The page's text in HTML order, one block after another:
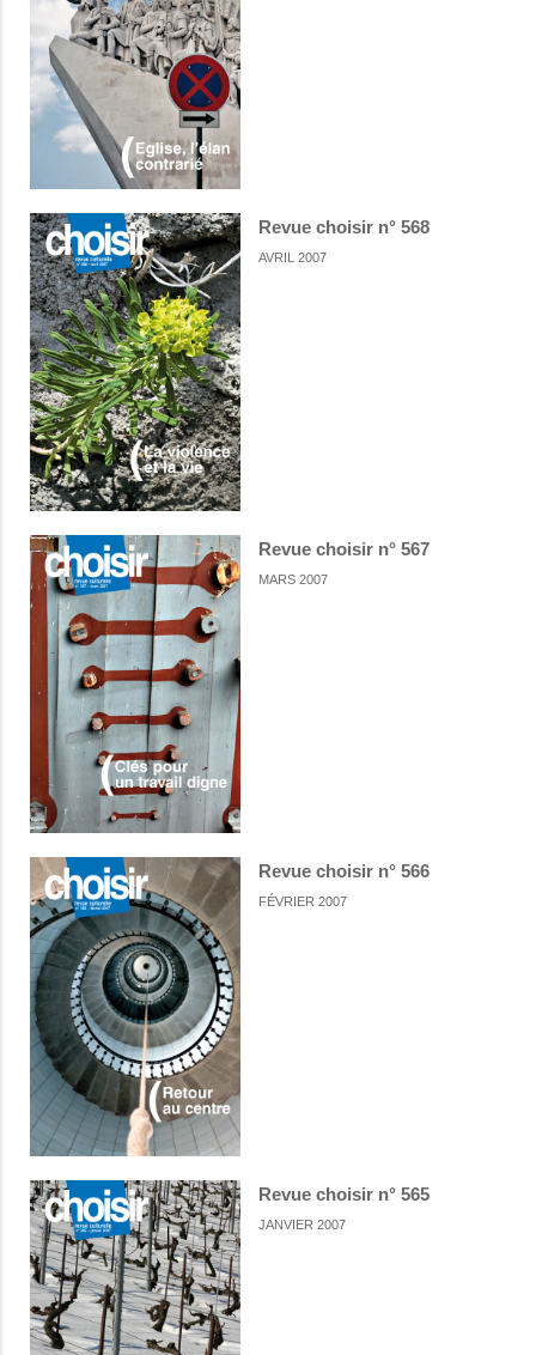
Revue choisir n° 568
AVRIL 2007
Revue choisir n° 567
MARS 2007
Revue choisir n° 566
FÉVRIER 2007
Revue choisir n° 565
JANVIER 2007